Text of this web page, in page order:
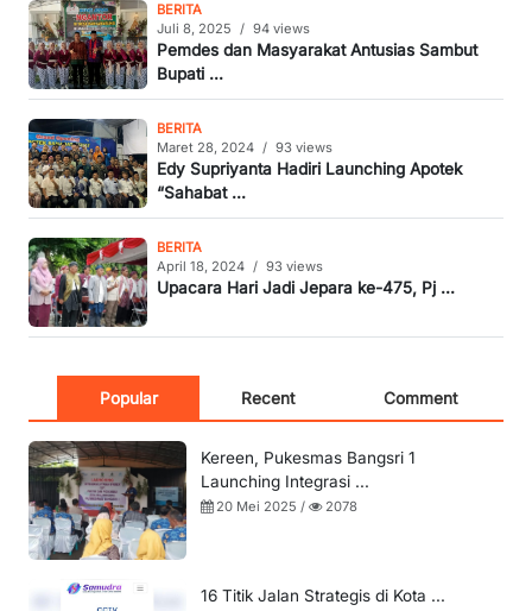
BERITA
Juli 8, 2025 / 94 views
Pemdes dan Masyarakat Antusias Sambut
Bupati ...
BERITA
Maret 28, 2024 / 93 views
Edy Supriyanta Hadiri Launching Apotek
“Sahabat ...
BERITA
April 18, 2024 / 93 views
Upacara Hari Jadi Jepara ke-475, Pj ...
Popular Recent Comment
Kereen, Pukesmas Bangsri 1
Launching Integrasi ...
20 Mei 2025 / 2078
16 Titik Jalan Strategis di Kota ...